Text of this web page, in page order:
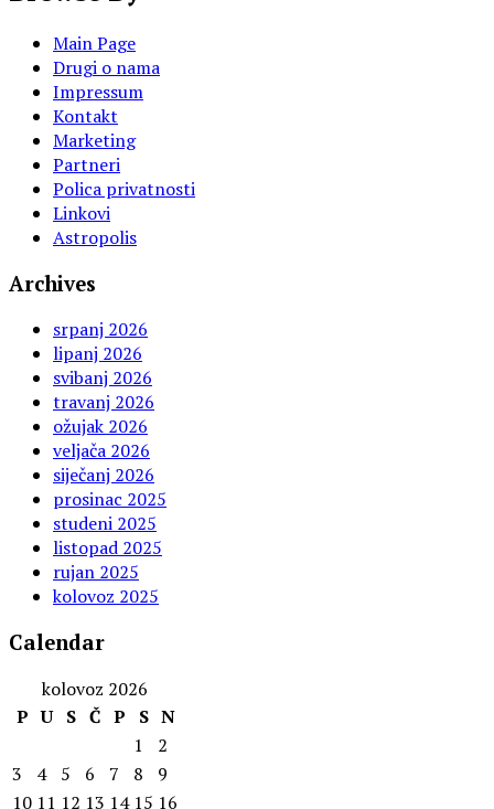
Main Page
Drugi o nama
Impressum
Kontakt
Marketing
Partneri
Polica privatnosti
Linkovi
Astropolis
Archives
srpanj 2026
lipanj 2026
svibanj 2026
travanj 2026
ožujak 2026
veljača 2026
siječanj 2026
prosinac 2025
studeni 2025
listopad 2025
rujan 2025
kolovoz 2025
Calendar
kolovoz 2026
P U S Č P S N
1
2
3
4 5 6 7 8
9
10 11 12 13 14 15 16